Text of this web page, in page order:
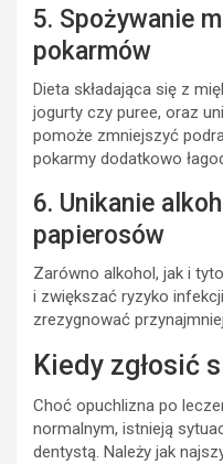
5. Spożywanie
pokarmów
Dieta składająca się z
jogurty czy puree, oraz
pomoże zmniejszyć
pokarmy dodatkowo
6. Unikanie
papierosów
Zarówno alkohol, jak i
i zwiększać ryzyko
zrezygnować
Kiedy zgłosić
Choć opuchlizna po
normalnym, istnieją
dentystą. Należy jak